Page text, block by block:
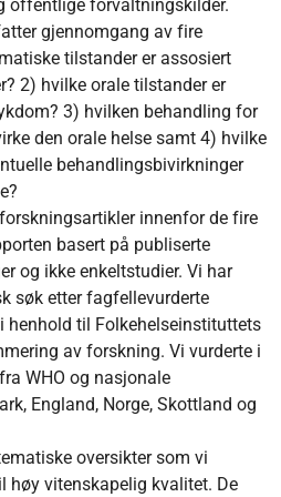
offentlige forvaltningskilder.
gjennomgang av fire
tilstander er assosiert
2) hvilke orale tilstander er
3) hvilken behandling for
den orale helse samt 4) hvilke
behandlingsbivirkninger
innenfor de fire
basert på publiserte
og ikke enkeltstudier. Vi har
søk etter fagfellevurderte
henhold til Folkehelseinstituttets
av forskning. Vi vurderte i
WHO og nasjonale
England, Norge, Skottland og
oversikter som vi
høy vitenskapelig kvalitet. De